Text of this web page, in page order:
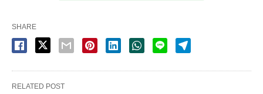
SHARE
RELATED POST